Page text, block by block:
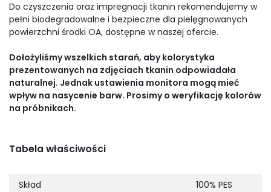
Do czyszczenia oraz impregnacji tkanin rekomendujemy w
pełni biodegradowalne i bezpieczne dla pielęgnowanych
powierzchni środki OA, dostępne w naszej ofercie.
Dołożyliśmy wszelkich starań, aby kolorystyka
prezentowanych na zdjęciach tkanin odpowiadała
naturalnej. Jednak ustawienia monitora mogą mieć
wpływ na nasycenie barw. Prosimy o weryfikację kolorów
na próbnikach.
Tabela właściwości
Skład
100% PES